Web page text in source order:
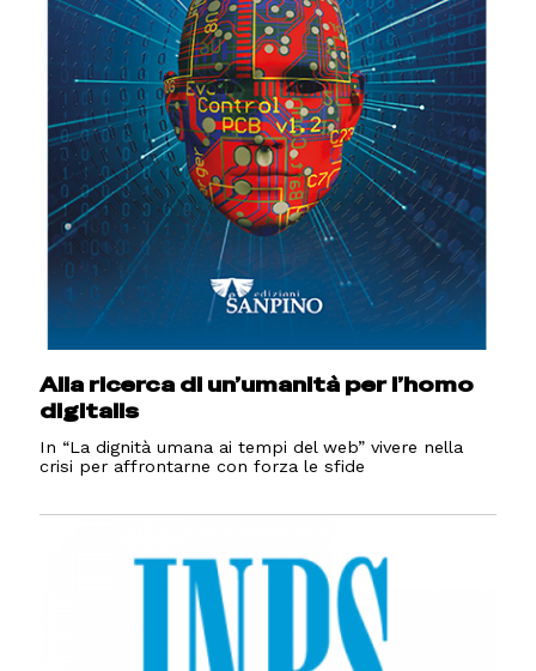
Alla ricerca di un’umanità per l’homo
digitalis
In “La dignità umana ai tempi del web” vivere nella
crisi per affrontarne con forza le sfide